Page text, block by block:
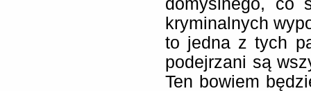
domyślnego, co
kryminalnych
to jedna z tych
podejrzani są
Ten bowiem